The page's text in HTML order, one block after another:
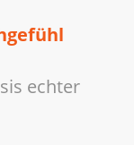
echter